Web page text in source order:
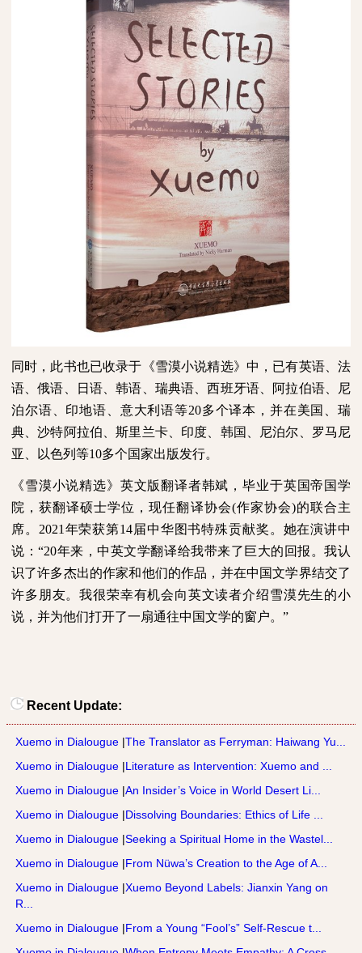
同时，此书也已收录于《雪漠小说精选》中，已有英语、法
语、俄语、日语、韩语、瑞典语、西班牙语、阿拉伯语、尼
泊尔语、印地语、意大利语等20多个译本，并在美国、瑞
典、沙特阿拉伯、斯里兰卡、印度、韩国、尼泊尔、罗马尼
亚、以色列等10多个国家出版发行。
《雪漠小说精选》英文版翻译者韩斌，毕业于英国帝国学
院，获翻译硕士学位，现任翻译协会(作家协会)的联合主
席。 2021 年荣获第14届中华图书特殊贡献奖。她在演讲中
说：“20年来，中英文学翻译给我带来了巨大的回报。我认
识了许多杰出的作家和他们的作品，并在中国文学界结交了
许多朋友。我很荣幸有机会向英文读者介绍雪漠先生的小
说，并为他们打开了一扇通往中国文学的窗户。”
Recent Update:
Xuemo in Dialougue |The Translator as Ferryman: Haiwang Yu...
Xuemo in Dialougue |Literature as Intervention: Xuemo and ...
Xuemo in Dialougue |An Insider’s Voice in World Desert Li...
Xuemo in Dialougue |Dissolving Boundaries: Ethics of Life ...
Xuemo in Dialougue |Seeking a Spiritual Home in the Wastel...
Xuemo in Dialougue |From Nüwa’s Creation to the Age of A...
Xuemo in Dialougue |Xuemo Beyond Labels: Jianxin Yang on
R...
Xuemo in Dialougue |From a Young “Fool’s” Self-Rescue t...